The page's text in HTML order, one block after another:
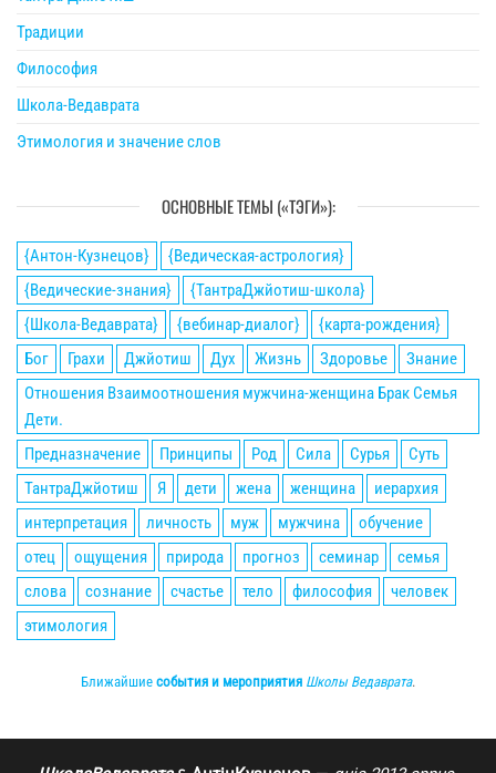
Традиции
Философия
Школа-Ведаврата
Этимология и значение слов
ОСНОВНЫЕ ТЕМЫ («ТЭГИ»):
{Антон-Кузнецов}
{Ведическая-астрология}
{Ведические-знания}
{ТантраДжйотиш-школа}
{Школа-Ведаврата}
{вебинар-диалог}
{карта-рождения}
Бог
Грахи Джйотиш Дух Жизнь Здоровье
Знание
Отношения Взаимоотношения мужчина-женщина Брак Семья
Дети.
Предназначение
Принципы Род Сила Сурья
Суть
ТантраДжйотиш
Я дети жена женщина
иерархия
интерпретация
личность муж мужчина
обучение
отец
ощущения природа прогноз семинар
семья
слова
сознание счастье тело философия
человек
этимология
Ближайшие события и мероприятия Школы Ведаврата.